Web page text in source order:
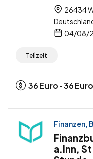
26434
04/08/
Teilzeit
36Euro -36Euro
Finanzen,
a.Inn,